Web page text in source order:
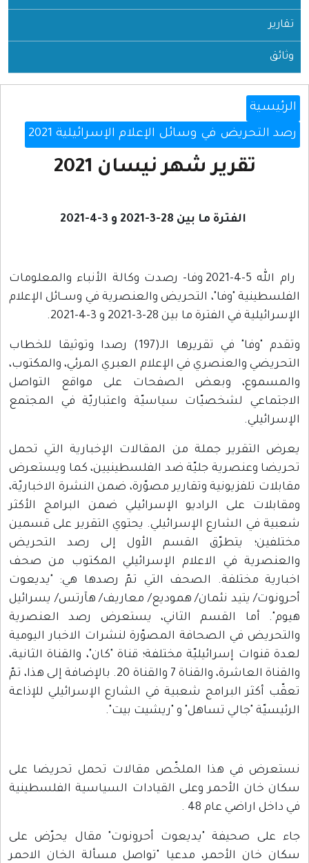
تقارير
وثائق
الرئيسية
رصد التحريض في وسائل الإعلام الإسرائيلية 2021
تقرير شهر نيسان 2021
الفترة ما بين 28-3-2021 و 3-4-2021
رام الله 5-4-2021 وفا- رصدت وكالة الأنباء والمعلومات
الفلسطينية "وفا"، التحريض والعنصرية في وســائل الإعلام
الإسرائيلية في الفترة ما بين 28-3-2021 و 3-4-2021.
وتقدم "وفا" في تقريرها الـ(197) رصدا وتوثيقا للخطاب
التحريضي والعنصري في الإعلام العبري المرئي، والمكتوب،
والمسموع، وبعض الصفحات على مواقع التواصل
الاجتماعي لشخصيّات سياسيّة واعتباريّة في المجتمع
الإسرائيلي.
يعرض التقرير جملة من المقالات الإخبارية التي تحمل
تحريضا وعنصرية جليّة ضد الفلسطينيين، كما ويستعرض
مقابلات تلفزيونية وتقارير مصوّرة، ضمن النشرة الاخباريّة،
ومقابلات على الراديو الإسرائيلي ضمن البرامج الأكثر
شعبية في الشارع الإسرائيلي. يحتوي التقرير على قسمين
مختلفين؛ يتطرّق القسم الأول إلى رصد التحريض
والعنصرية في الاعلام الإسرائيلي المكتوب من صحف
اخبارية مختلفة. الصحف التي تمّ رصدها هي: "يديعوت
أحرونوت/ يتيد نئمان/ هموديع/ معاريف/ هآرتس/ يسرائيل
هيوم". أما القسم الثاني، يستعرض رصد العنصرية
والتحريض في الصحافة المصوّرة لنشرات الاخبار اليومية
لعدة قنوات إسرائيليّة مختلفة؛ قناة "كان"، والقناة الثانية،
والقناة العاشرة، والقناة 7 والقناة 20. بالإضافة إلى هذا، تمّ
تعقّب أكثر البرامج شعبية في الشارع الإسرائيلي للإذاعة
الرئيسيّة "جالي تساهل" و "ريشيت بيت".
نستعرض في هذا الملخّص مقالات تحمل تحريضا على
سكان خان الأحمر وعلى القيادات السياسية الفلسطينية
في داخل اراضي عام 48 .
جاء على صحيفة "يديعوت أحرونوت" مقال يحرّض على
سكان خان الأحمر، مدعيا "تواصل مسألة الخان الاحمر